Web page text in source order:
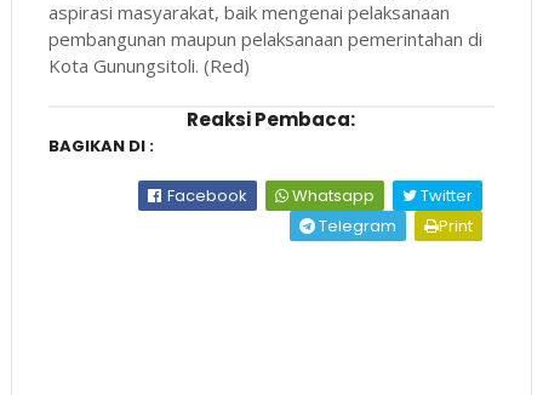
aspirasi masyarakat, baik mengenai pelaksanaan
pembangunan maupun pelaksanaan pemerintahan di
Kota Gunungsitoli. (Red)
Reaksi Pembaca:
BAGIKAN DI :
Facebook Whatsapp
Twitter
Telegram
Print